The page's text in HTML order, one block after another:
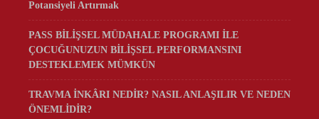
Potansiyeli Artırmak
PASS BİLİŞSEL MÜDAHALE PROGRAMI İLE
ÇOCUĞUNUZUN BİLİŞSEL PERFORMANSINI
DESTEKLEMEK MÜMKÜN
TRAVMA İNKÂRI NEDİR? NASIL ANLAŞILIR VE NEDEN
ÖNEMLİDİR?